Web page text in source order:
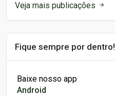
Veja mais publicações
Fique sempre por dentro!
Baixe nosso app
Android